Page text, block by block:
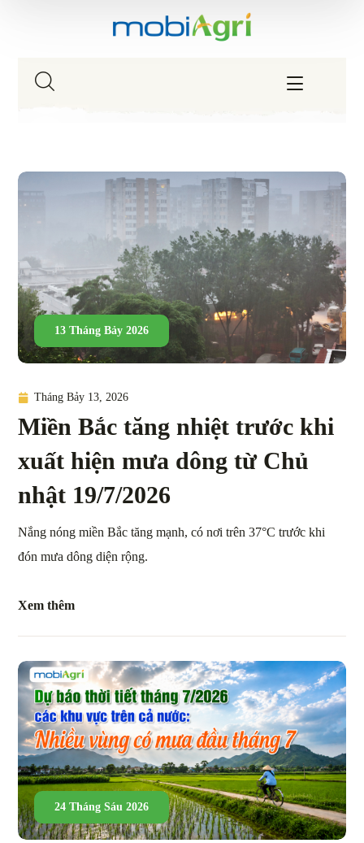
13 Tháng Bảy 2026
Tháng Bảy 13, 2026
Miền Bắc tăng nhiệt trước khi
xuất hiện mưa dông từ Chủ
nhật 19/7/2026
Nắng nóng miền Bắc tăng mạnh, có nơi trên 37°C trước khi
đón mưa dông diện rộng.
Xem thêm
24 Tháng Sáu 2026